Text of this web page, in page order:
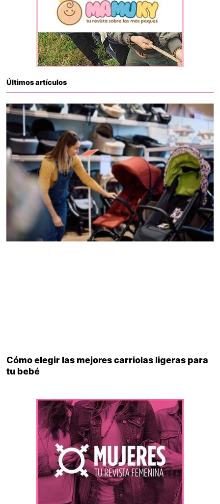
Últimos artículos
Cómo elegir las mejores carriolas ligeras para
tu bebé